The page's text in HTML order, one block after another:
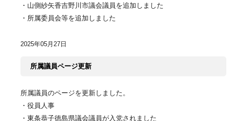
・山側紗矢香吉野川市議会議員を追加しました
・所属委員会等を追加しました
2025年05月27日
所属議員ページ更新
所属議員のページを更新しました。
・役員人事
・東条恭子徳島県議会議員が入党されました